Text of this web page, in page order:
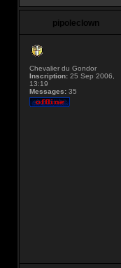
pipoleclown
Chevalier du Gondor
Inscription: 25 Sep 2006,
13:19
Messages: 35